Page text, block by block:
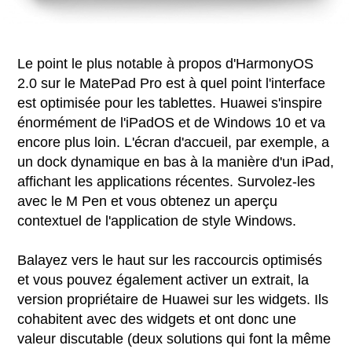
Le point le plus notable à propos d'HarmonyOS
2.0 sur le MatePad Pro est à quel point l'interface
est optimisée pour les tablettes. Huawei s'inspire
énormément de l'iPadOS et de Windows 10 et va
encore plus loin. L'écran d'accueil, par exemple, a
un dock dynamique en bas à la manière d'un iPad,
affichant les applications récentes. Survolez-les
avec le M Pen et vous obtenez un aperçu
contextuel de l'application de style Windows.
Balayez vers le haut sur les raccourcis optimisés
et vous pouvez également activer un extrait, la
version propriétaire de Huawei sur les widgets. Ils
cohabitent avec des widgets et ont donc une
valeur discutable (deux solutions qui font la même